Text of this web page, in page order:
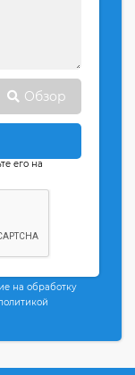
Обзор
его на
на обработку